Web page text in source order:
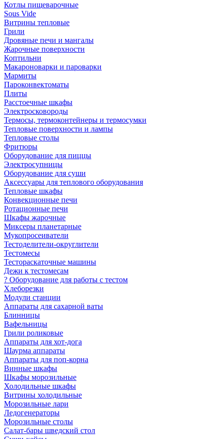
Котлы пищеварочные
Sous Vide
Витрины тепловые
Грили
Дровяные печи и мангалы
Жарочные поверхности
Коптильни
Макароноварки и пароварки
Мармиты
Пароконвектоматы
Плиты
Расстоечные шкафы
Электросковороды
Термосы, термоконтейнеры и термосумки
Тепловые поверхности и лампы
Тепловые столы
Фритюры
Оборудование для пиццы
Электросупницы
Оборудование для суши
Аксессуары для теплового оборудования
Тепловые шкафы
Конвекционные печи
Ротационные печи
Шкафы жарочные
Миксеры планетарные
Мукопросеиватели
Тестоделители-округлители
Тестомесы
Тестораскаточные машины
Дежи к тестомесам
? Оборудование для работы с тестом
Хлеборезки
Модули станции
Аппараты для сахарной ваты
Блинницы
Вафельницы
Грили роликовые
Аппараты для хот-дога
Шаурма аппараты
Аппараты для поп-корна
Винные шкафы
Шкафы морозильные
Холодильные шкафы
Витрины холодильные
Морозильные лари
Ледогенераторы
Морозильные столы
Салат-бары шведский стол